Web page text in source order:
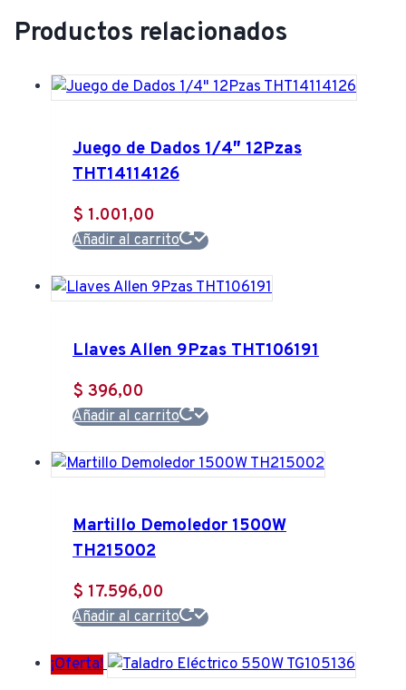
Productos relacionados
Juego de Dados 1/4″ 12Pzas
THT14114126
$ 1.001,00
Añadir al carrito
Llaves Allen 9Pzas THT106191
$ 396,00
Añadir al carrito
Martillo Demoledor 1500W
TH215002
$ 17.596,00
Añadir al carrito
¡Oferta!